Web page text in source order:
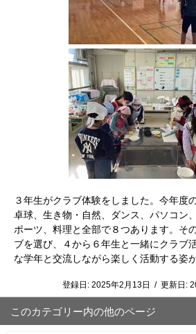
３年生がクラブ体験をしました。今年度
卓球、生き物・自然、ダンス、パソコン
ポーツ、料理と全部で８つあります。そ
ブを選び、４から６年生と一緒にクラブ
な学年と交流しながら楽しく活動する姿
登録日: 2025年2月13日 / 更新日:
このカテゴリー内の他のページ